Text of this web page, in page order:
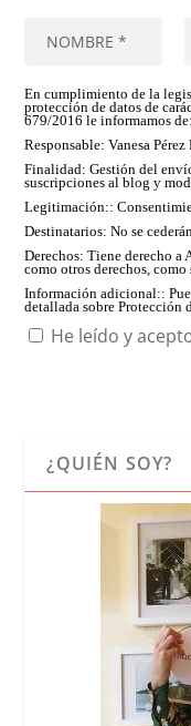
En cumplimiento de la
protección de datos de
679/2016 le informamos de:
Responsable: Vanesa
Finalidad: Gestión del
suscripciones al blog y
Legitimación::
Destinatarios: No se
Derechos: Tiene derecho a
como otros derechos,
Información adicional::
detallada sobre Protección
He leído y
¿QUIÉN SOY?